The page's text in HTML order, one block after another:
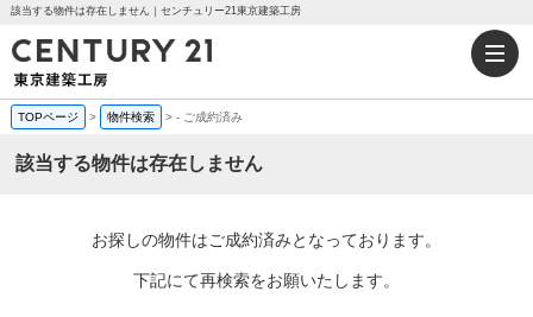
該当する物件は存在しません｜センチュリー21東京建築工房
TOPページ > 物件検索 >- ご成約済み
該当する物件は存在しません
お探しの物件はご成約済みとなっております。
下記にて再検索をお願いたします。